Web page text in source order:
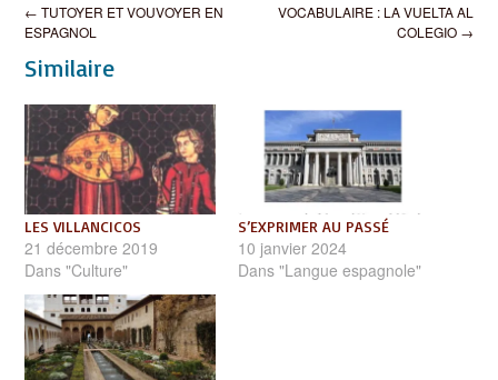
Post
navigation
VOCABULAIRE : LA VUELTA AL
COLEGIO →
← TUTOYER ET VOUVOYER EN
ESPAGNOL
Similaire
LES VILLANCICOS
21 décembre 2019
Dans "Culture"
S’EXPRIMER AU PASSÉ
10 janvier 2024
Dans "Langue espagnole"